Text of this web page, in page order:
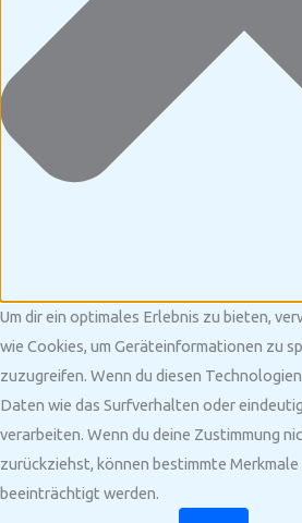
Um dir ein optimales Erlebnis zu bieten,
wie Cookies, um Geräteinformationen zu
zuzugreifen. Wenn du diesen
Daten wie das Surfverhalten oder
verarbeiten. Wenn du deine Zustimmung
zurückziehst, können bestimmte
beeinträchtigt werden.